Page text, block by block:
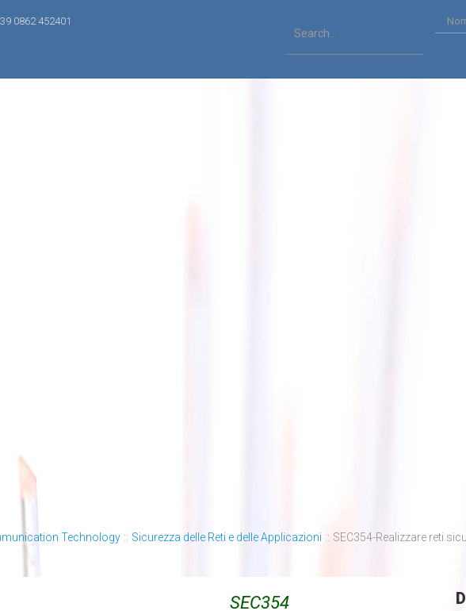
0862 452401
Technology :: Sicurezza delle Reti e delle Applicazioni :: SEC354-Realizzare reti
SEC354